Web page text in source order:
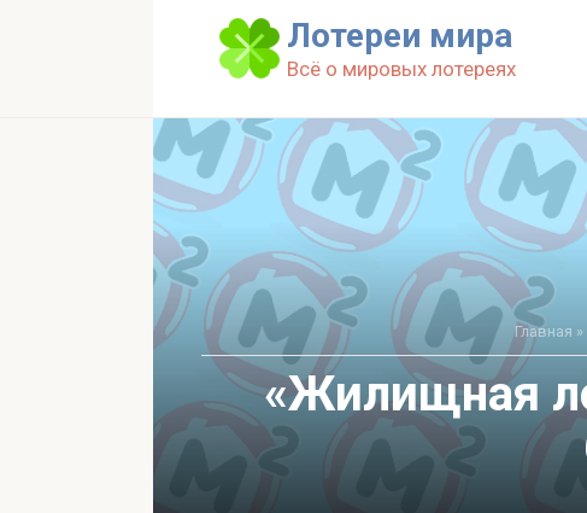
Лотереи мира
Всё о мировых лотереях
Главная »
«Жилищная